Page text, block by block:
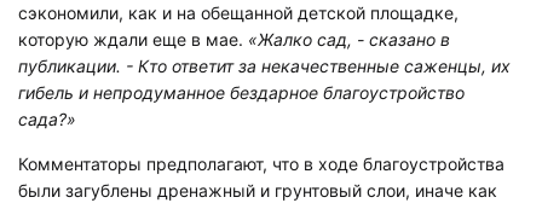
сэкономили, как и на обещанной детской площадке,
которую ждали еще в мае. «Жалко сад, - сказано в
публикации. - Кто ответит за некачественные саженцы, их
гибель и непродуманное бездарное благоустройство
сада?»
Комментаторы предполагают, что в ходе благоустройства
были загублены дренажный и грунтовый слои, иначе как